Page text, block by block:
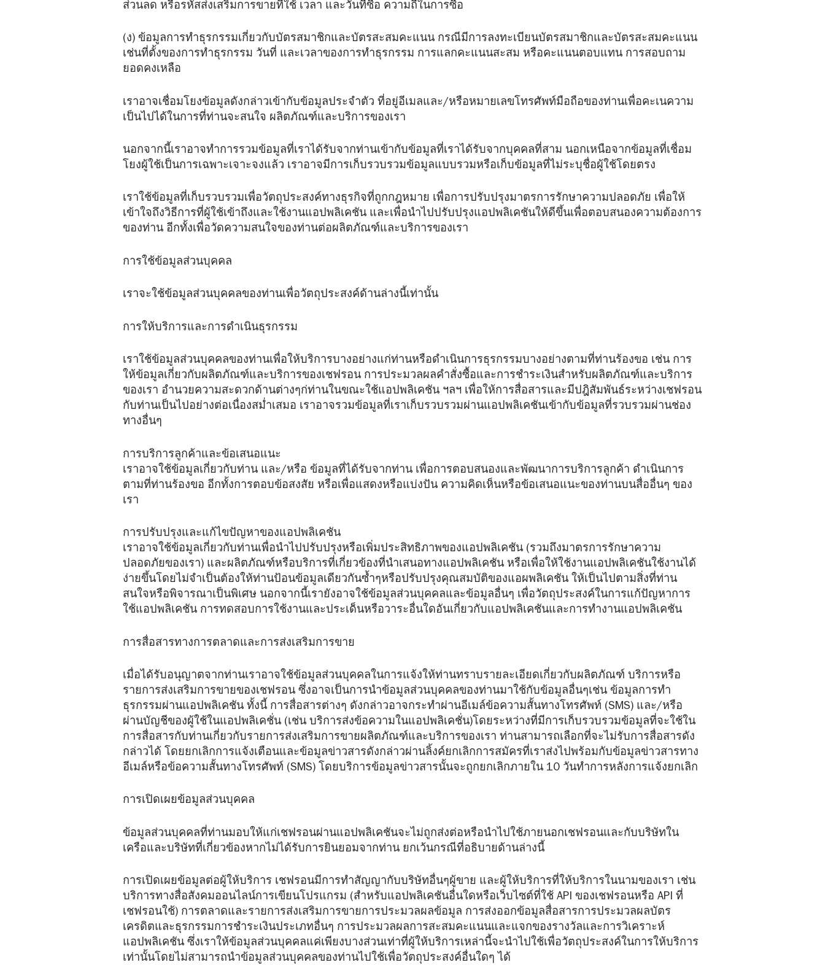
ส่วนลด หรือรหัสส่งเสริมการขายที่ใช้ เวลา และวันที่ซื้อ ความถี่ในการซื้อ
(ง) ข้อมูลการทำธุรกรรมเกี่ยวกับบัตรสมาชิกและบัตรสะสมคะแนน กรณีมีการลงทะเบียนบัตรสมาชิกและบัตรสะสมคะแนน
เช่นที่ตั้งของการทำธุรกรรม วันที่ และเวลาของการทำธุรกรรม การแลกคะแนนสะสม หรือคะแนนตอบแทน การสอบถาม
ยอดคงเหลือ
เราอาจเชื่อมโยงข้อมูลดังกล่าวเข้ากับข้อมูลประจำตัว ที่อยู่อีเมลและ/หรือหมายเลขโทรศัพท์มือถือของท่านเพื่อคะเนความ
เป็นไปได้ในการที่ท่านจะสนใจ ผลิตภัณฑ์และบริการของเรา
นอกจากนี้เราอาจทำการรวมข้อมูลที่เราได้รับจากท่านเข้ากับข้อมูลที่เราได้รับจากบุคคลที่สาม นอกเหนือจากข้อมูลที่เชื่อม
โยงผู้ใช้เป็นการเฉพาะเจาะจงแล้ว เราอาจมีการเก็บรวบรวมข้อมูลแบบรวมหรือเก็บข้อมูลที่ไม่ระบุชื่อผู้ใช้โดยตรง
เราใช้ข้อมูลที่เก็บรวบรวมเพื่อวัตถุประสงค์ทางธุรกิจที่ถูกกฎหมาย เพื่อการปรับปรุงมาตรการรักษาความปลอดภัย เพื่อให้
เข้าใจถึงวิธีการที่ผู้ใช้เข้าถึงและใช้งานแอปพลิเคชัน และเพื่อนำไปปรับปรุงแอปพลิเคชันให้ดีขึ้นเพื่อตอบสนองความต้องการ
ของท่าน อีกทั้งเพื่อวัดความสนใจของท่านต่อผลิตภัณฑ์และบริการของเรา
การใช้ข้อมูลส่วนบุคคล
เราจะใช้ข้อมูลส่วนบุคคลของท่านเพื่อวัตถุประสงค์ด้านล่างนี้เท่านั้น
การให้บริการและการดำเนินธุรกรรม
เราใช้ข้อมูลส่วนบุคคลของท่านเพื่อให้บริการบางอย่างแก่ท่านหรือดำเนินการธุรกรรมบางอย่างตามที่ท่านร้องขอ เช่น การ
ให้ข้อมูลเกี่ยวกับผลิตภัณฑ์และบริการของเชฟรอน การประมวลผลคำสั่งซื้อและการชำระเงินสำหรับผลิตภัณฑ์และบริการ
ของเรา อำนวยความสะดวกด้านต่างๆก่ท่านในขณะใช้แอปพลิเคชัน ฯลฯ เพื่อให้การสื่อสารและมีปฎิสัมพันธ์ระหว่างเชฟรอน
กับท่านเป็นไปอย่างต่อเนื่องสม่ำเสมอ เราอาจรวมข้อมูลที่เราเก็บรวบรวมผ่านแอปพลิเคชันเข้ากับข้อมูลที่รวบรวมผ่านช่อง
ทางอื่นๆ
การบริการลูกค้าและข้อเสนอแนะ
เราอาจใช้ข้อมูลเกี่ยวกับท่าน และ/หรือ ข้อมูลที่ได้รับจากท่าน เพื่อการตอบสนองและพัฒนาการบริการลูกค้า ดำเนินการ
ตามที่ท่านร้องขอ อีกทั้งการตอบข้อสงสัย หรือเพื่อแสดงหรือแบ่งปัน ความคิดเห็นหรือข้อเสนอแนะของท่านบนสื่ออื่นๆ ของ
เรา
การปรับปรุงและแก้ไขปัญหาของแอปพลิเคชัน
เราอาจใช้ข้อมูลเกี่ยวกับท่านเพื่อนำไปปรับปรุงหรือเพิ่มประสิทธิภาพของแอปพลิเคชัน (รวมถึงมาตรการรักษาความ
ปลอดภัยของเรา) และผลิตภัณฑ์หรือบริการที่เกี่ยวข้องที่นำเสนอทางแอปพลิเคชัน หรือเพื่อให้ใช้งานแอปพลิเคชันใช้งานได้
ง่ายขึ้นโดยไม่จำเป็นต้องให้ท่านป้อนข้อมูลเดียวกันซ้ำๆหรือปรับปรุงคุณสมบัติของแอผพลิเคชัน ให้เป็นไปตามสิ่งที่ท่าน
สนใจหรือพิจารณาเป็นพิเศษ นอกจากนี้เรายังอาจใช้ข้อมูลส่วนบุคคลและข้อมูลอื่นๆ เพื่อวัตถุประสงค์ในการแก้ปัญหาการ
ใช้แอปพลิเคชัน การทดสอบการใช้งานและประเด็นหรือวาระอื่นใดอันเกี่ยวกับแอปพลิเคชันและการทำงานแอปพลิเคชัน
การสื่อสารทางการตลาดและการส่งเสริมการขาย
เมื่อได้รับอนุญาตจากท่านเราอาจใช้ข้อมูลส่วนบุคคลในการแจ้งให้ท่านทราบรายละเอียดเกี่ยวกับผลิตภัณฑ์ บริการหรือ
รายการส่งเสริมการขายของเชฟรอน ซึ่งอาจเป็นการนำข้อมูลส่วนบุคคลของท่านมาใช้กับข้อมูลอื่นๆเช่น ข้อมูลการทำ
ธุรกรรมผ่านแอปพลิเคชัน ทั้งนี้ การสื่อสารต่างๆ ดังกล่าวอาจกระทำผ่านอีเมล์ข้อความสั้นทางโทรศัพท์ (SMS) และ/หรือ
ผ่านบัญชีของผู้ใช้ในแอปพลิเคชั่น (เช่น บริการส่งข้อความในแอปพลิเคชั่น)โดยระหว่างที่มีการเก็บรวบรวมข้อมูลที่จะใช้ใน
การสื่อสารกับท่านเกี่ยวกับรายการส่งเสริมการขายผลิตภัณฑ์และบริการของเรา ท่านสามารถเลือกที่จะไม่รับการสื่อสารดัง
กล่าวได้ โดยยกเลิกการแจ้งเตือนและข้อมูลข่าวสารดังกล่าวผ่านลิ้งค์ยกเลิกการสมัครที่เราส่งไปพร้อมกับข้อมูลข่าวสารทาง
อีเมล์หรือข้อความสั้นทางโทรศัพท์ (SMS) โดยบริการข้อมูลข่าวสารนั้นจะถูกยกเลิกภายใน 10 วันทำการหลังการแจ้งยกเลิก
การเปิดเผยข้อมูลส่วนบุคคล
ข้อมูลส่วนบุคคลที่ท่านมอบให้แก่เชฟรอนผ่านแอปพลิเคชันจะไม่ถูกส่งต่อหรือนำไปใช้ภายนอกเชฟรอนและกับบริษัทใน
เครือและบริษัทที่เกี่ยวข้องหากไม่ได้รับการยินยอมจากท่าน ยกเว้นกรณีที่อธิบายด้านล่างนี้
การเปิดเผยข้อมูลต่อผู้ให้บริการ เชฟรอนมีการทำสัญญากับบริษัทอื่นๆผู้ขาย และผู้ให้บริการที่ให้บริการในนามของเรา เช่น
บริการทางสื่อสังคมออนไลน์การเขียนโปรแกรม (สำหรับแอปพลิเคชันอื่นใดหรือเว็บไซต์ที่ใช้ API ของเชฟรอนหรือ API ที่
เชฟรอนใช้) การตลาดและรายการส่งเสริมการขายการประมวลผลข้อมูล การส่งออกข้อมูลสื่อสารการประมวลผลบัตร
เครดิตและธุรกรรมการชำระเงินประเภทอื่นๆ การประมวลผลการสะสมคะแนนและแจกของรางวัลและการวิเคราะห์
แอปพลิเคชัน ซึ่งเราให้ข้อมูลส่วนบุคคลแค่เพียงบางส่วนเท่าที่ผู้ให้บริการเหล่านี้จะนำไปใช้เพื่อวัตถุประสงค์ในการให้บริการ
เท่านั้นโดยไม่สามารถนำข้อมูลส่วนบุคคลของท่านไปใช้เพื่อวัตถุประสงค์อื่นใดๆ ได้